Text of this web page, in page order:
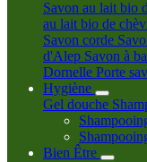
Savon au lait bio
au lait bio de
Savon corde
d'Alep Savon à
Dornelle Porte
Hygiène
Gel douche
Bien Être